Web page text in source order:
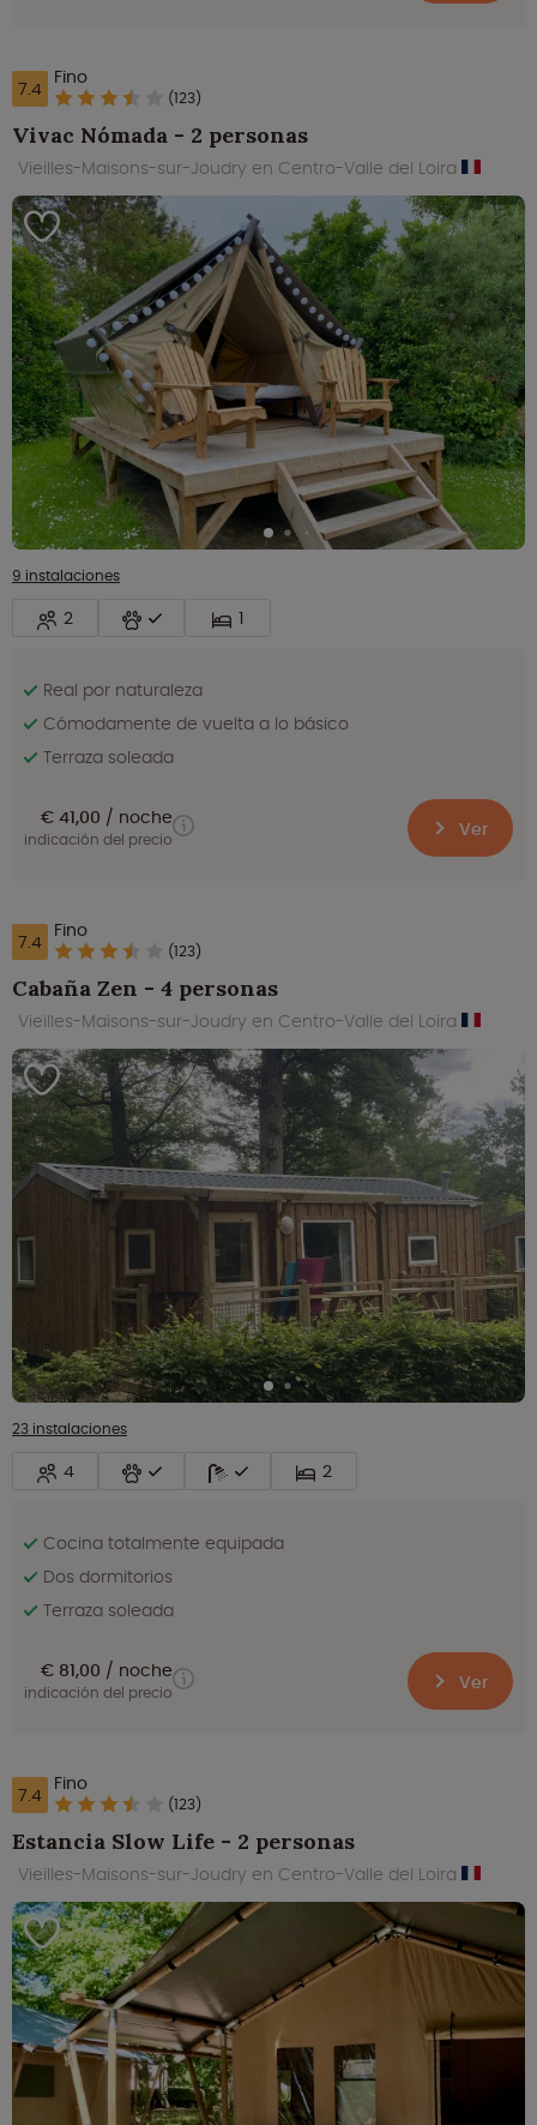
7.4 Fino
(123)
Vivac Nómada - 2 personas
Vieilles-Maisons-sur-Joudry en Centro-Valle del Loira
9 instalaciones
2 1
Real por naturaleza
Cómodamente de vuelta a lo básico
Terraza soleada
€ 41,00 noche
indicación del precio Ver
7.4 Fino
(123)
Cabaña Zen - 4 personas
Vieilles-Maisons-sur-Joudry en Centro-Valle del Loira
23 instalaciones
4 2
Cocina totalmente equipada
Dos dormitorios
Terraza soleada
€ 81,00 noche
indicación del precio Ver
7.4 Fino
(123)
Estancia Slow Life - 2 personas
Vieilles-Maisons-sur-Joudry en Centro-Valle del Loira